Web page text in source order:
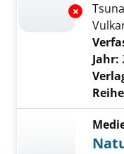
Jahr: